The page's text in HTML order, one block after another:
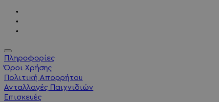
Πληροφορίες
Όροι Χρήσης
Πολιτική Απορρήτου
Ανταλλαγές Παιχνιδιών
Επισκευές